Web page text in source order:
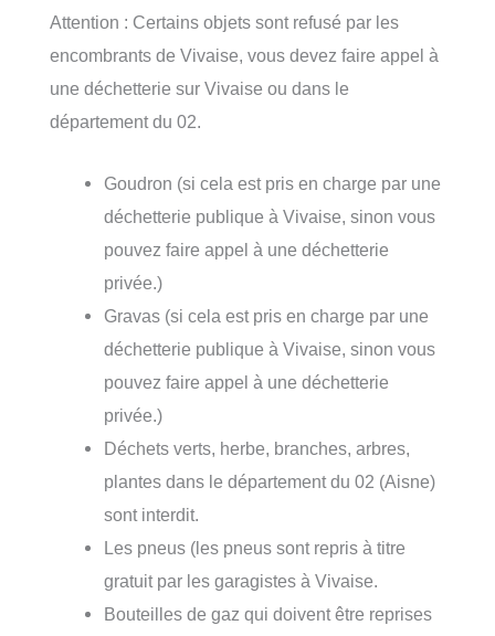
Attention : Certains objets sont refusé par les
encombrants de Vivaise, vous devez faire appel à
une déchetterie sur Vivaise ou dans le
département du 02.
Goudron (si cela est pris en charge par une
déchetterie publique à Vivaise, sinon vous
pouvez faire appel à une déchetterie
privée.)
Gravas (si cela est pris en charge par une
déchetterie publique à Vivaise, sinon vous
pouvez faire appel à une déchetterie
privée.)
Déchets verts, herbe, branches, arbres,
plantes dans le département du 02 (Aisne)
sont interdit.
Les pneus (les pneus sont repris à titre
gratuit par les garagistes à Vivaise.
Bouteilles de gaz qui doivent être reprises